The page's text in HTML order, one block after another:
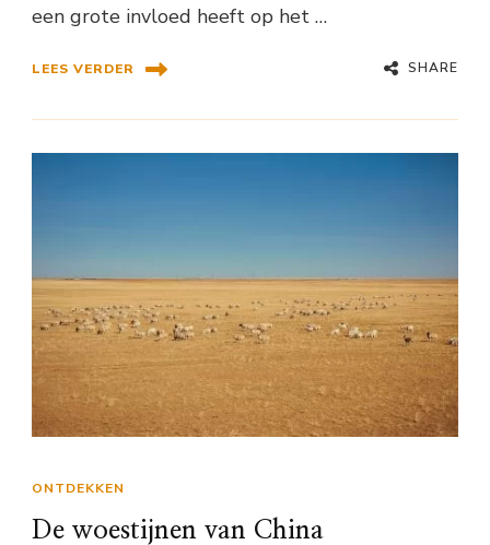
een grote invloed heeft op het …
LEES VERDER SHARE
ONTDEKKEN
De woestijnen van China